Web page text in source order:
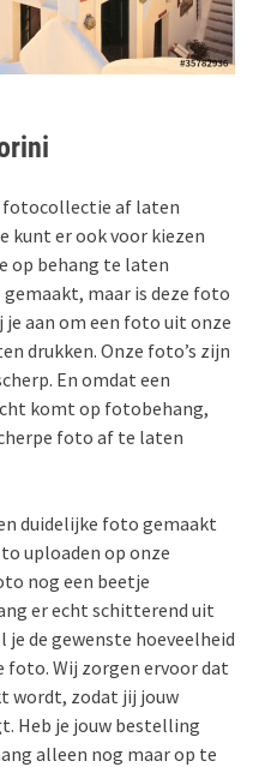
fotocollectie af laten
kunt er ook voor kiezen
op behang te laten
maar is deze foto
je aan om een foto uit onze
drukken. Onze foto’s zijn
En omdat een
komt op fotobehang,
foto af te laten
duidelijke foto gemaakt
uploaden op onze
nog een beetje
er echt schitterend uit
je de gewenste hoeveelheid
Wij zorgen ervoor dat
wordt, zodat jij jouw
Heb je jouw bestelling
alleen nog maar op te